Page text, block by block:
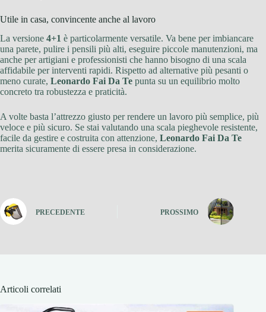
Utile in casa, convincente anche al lavoro
La versione 4+1 è particolarmente versatile. Va bene per imbiancare
una parete, pulire i pensili più alti, eseguire piccole manutenzioni, ma
anche per artigiani e professionisti che hanno bisogno di una scala
affidabile per interventi rapidi. Rispetto ad alternative più pesanti o
meno curate, Leonardo Fai Da Te punta su un equilibrio molto
concreto tra robustezza e praticità.
A volte basta l’attrezzo giusto per rendere un lavoro più semplice, più
veloce e più sicuro. Se stai valutando una scala pieghevole resistente,
facile da gestire e costruita con attenzione, Leonardo Fai Da Te
merita sicuramente di essere presa in considerazione.
PRECEDENTE PROSSIMO
Articoli correlati